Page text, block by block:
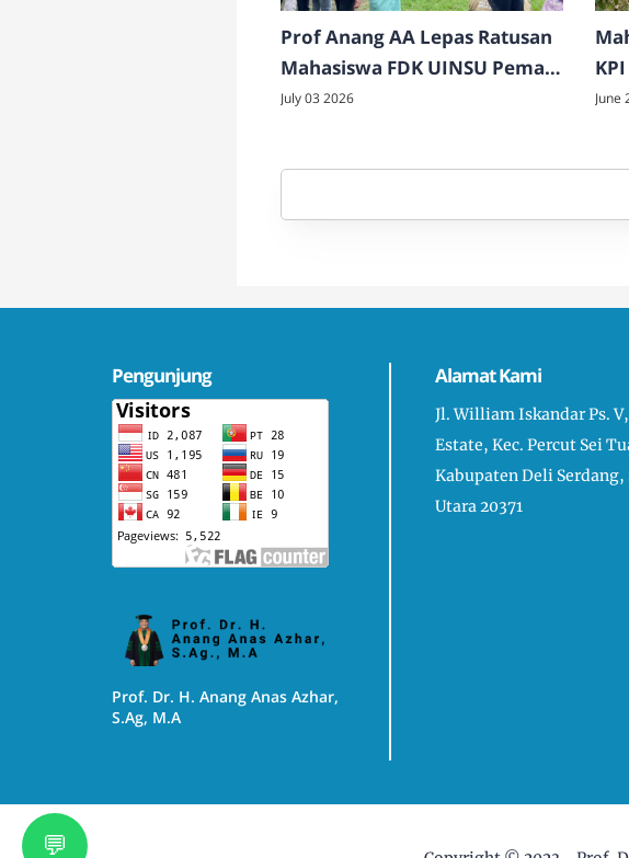
Prof Anang AA Lepas Ratusan
Mahasiswa FDK UINSU Pema
di Dairi
July 03 2026
di
June
Pengunjung
Prof. Dr. H. Anang Anas Azhar,
S.Ag, M.A
💬
Alamat Kami
Jl. William Iskandar Ps.
Estate, Kec. Percut Sei
Kabupaten Deli Serdang,
Utara 20371